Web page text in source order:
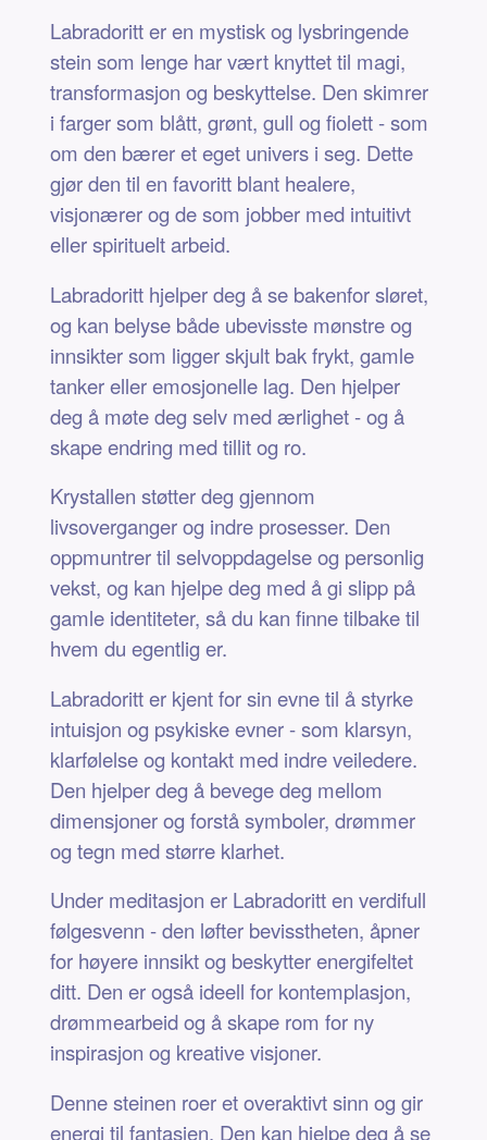
Labradoritt er en mystisk og lysbringende
stein som lenge har vært knyttet til magi,
transformasjon og beskyttelse. Den skimrer
i farger som blått, grønt, gull og fiolett - som
om den bærer et eget univers i seg. Dette
gjør den til en favoritt blant healere,
visjonærer og de som jobber med intuitivt
eller spirituelt arbeid.
Labradoritt hjelper deg å se bakenfor sløret,
og kan belyse både ubevisste mønstre og
innsikter som ligger skjult bak frykt, gamle
tanker eller emosjonelle lag. Den hjelper
deg å møte deg selv med ærlighet - og å
skape endring med tillit og ro.
Krystallen støtter deg gjennom
livsoverganger og indre prosesser. Den
oppmuntrer til selvoppdagelse og personlig
vekst, og kan hjelpe deg med å gi slipp på
gamle identiteter, så du kan finne tilbake til
hvem du egentlig er.
Labradoritt er kjent for sin evne til å styrke
intuisjon og psykiske evner - som klarsyn,
klarfølelse og kontakt med indre veiledere.
Den hjelper deg å bevege deg mellom
dimensjoner og forstå symboler, drømmer
og tegn med større klarhet.
Under meditasjon er Labradoritt en verdifull
følgesvenn - den løfter bevisstheten, åpner
for høyere innsikt og beskytter energifeltet
ditt. Den er også ideell for kontemplasjon,
drømmearbeid og å skape rom for ny
inspirasjon og kreative visjoner.
Denne steinen roer et overaktivt sinn og gir
energi til fantasien. Den kan hjelpe deg å se